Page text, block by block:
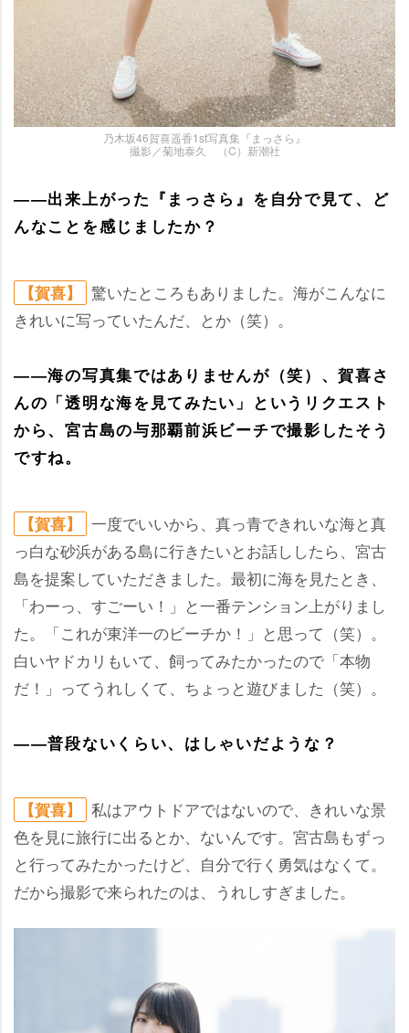
乃木坂46賀喜遥香1st写真集『まっさら』
撮影／菊地泰久 （C）新潮社
――出来上がった『まっさら』を自分で見て、ど
んなことを感じましたか？
【賀喜】
驚いたところもありました。海がこんなに
きれいに写っていたんだ、とか（笑）。
――海の写真集ではありませんが（笑）、賀喜さ
んの「透明な海を見てみたい」というリクエスト
から、宮古島の与那覇前浜ビーチで撮影したそう
ですね。
【賀喜】
一度でいいから、真っ青できれいな海と真
っ白な砂浜がある島に行きたいとお話ししたら、宮古
島を提案していただきました。最初に海を見たとき、
「わーっ、すごーい！」と一番テンション上がりまし
た。「これが東洋一のビーチか！」と思って（笑）。
白いヤドカリもいて、飼ってみたかったので「本物
だ！」ってうれしくて、ちょっと遊びました（笑）。
――普段ないくらい、はしゃいだような？
【賀喜】
私はアウトドアではないので、きれいな景
色を見に旅行に出るとか、ないんです。宮古島もずっ
と行ってみたかったけど、自分で行く勇気はなくて。
だから撮影で来られたのは、うれしすぎました。